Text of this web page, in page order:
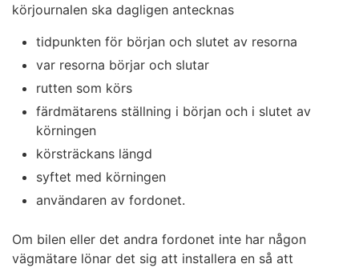
körjournalen ska dagligen antecknas
tidpunkten för början och slutet av resorna
var resorna börjar och slutar
rutten som körs
färdmätarens ställning i början och i slutet av
körningen
körsträckans längd
syftet med körningen
användaren av fordonet.
Om bilen eller det andra fordonet inte har någon
vägmätare lönar det sig att installera en så att